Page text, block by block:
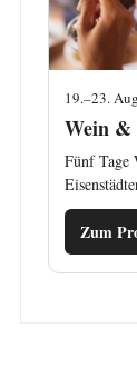
19.–23.
Wein &
Fünf Tage
Zum